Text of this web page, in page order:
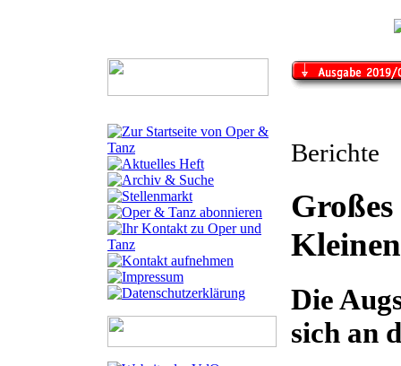
Berichte
Kleinen
Die
sich an